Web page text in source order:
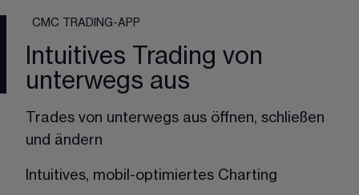
CMC TRADING-APP
Intuitives Trading von
unterwegs aus
Trades von unterwegs aus öffnen, schließen
und ändern
Intuitives, mobil-optimiertes Charting